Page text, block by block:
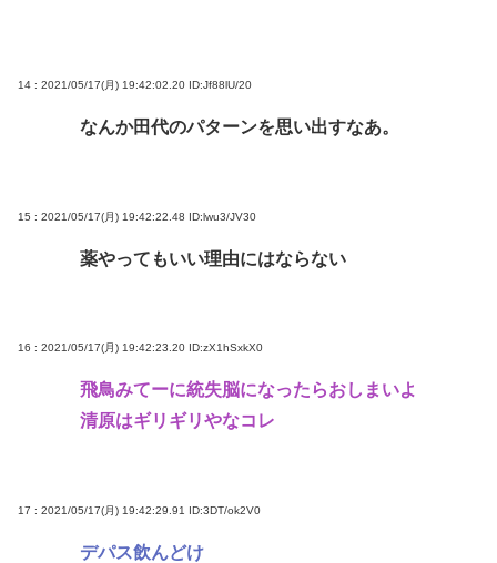
14 : 2021/05/17(月) 19:42:02.20 ID:Jf88lU/20
なんか田代のパターンを思い出すなあ。
15 : 2021/05/17(月) 19:42:22.48 ID:lwu3/JV30
薬やってもいい理由にはならない
16 : 2021/05/17(月) 19:42:23.20 ID:zX1hSxkX0
飛鳥みてーに統失脳になったらおしまいよ
清原はギリギリやなコレ
17 : 2021/05/17(月) 19:42:29.91 ID:3DT/ok2V0
デパス飲んどけ